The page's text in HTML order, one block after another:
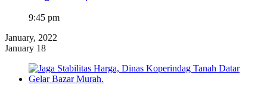
9:45 pm
January, 2022
January 18